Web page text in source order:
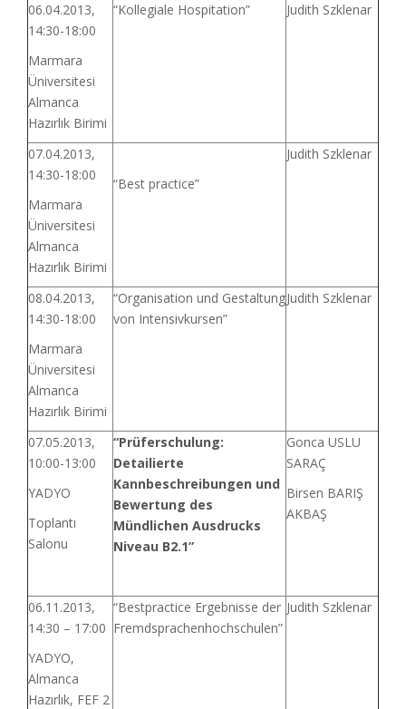
06.04.2013,
14:30-18:00
Marmara
Üniversitesi
Almanca
Hazırlık Birimi
“Kollegiale Hospitation” Judith Szklenar
07.04.2013,
14:30-18:00
Marmara
Üniversitesi
Almanca
Hazırlık Birimi
“Best practice”
Judith Szklenar
08.04.2013,
14:30-18:00
Marmara
Üniversitesi
Almanca
Hazırlık Birimi
“Organisation und Gestaltung
von Intensivkursen”
Judith Szklenar
07.05.2013,
10:00-13:00
YADYO
Toplantı
Salonu
“Prüferschulung:
Detailierte
Kannbeschreibungen und
Bewertung des
Mündlichen Ausdrucks
Niveau B2.1”
Gonca USLU
SARAÇ
Birsen BARIŞ
AKBAŞ
06.11.2013,
14:30 – 17:00
YADYO,
Almanca
Hazırlık, FEF 2
“Bestpractice Ergebnisse der
Fremdsprachenhochschulen”
Judith Szklenar